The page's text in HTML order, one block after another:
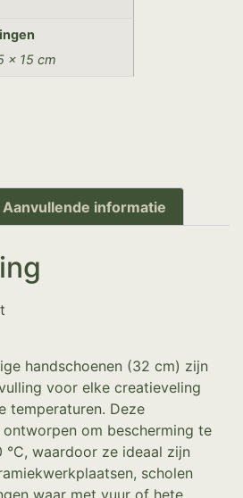
× 15 cm
Aanvullende informatie
handschoenen (32 cm) zijn
voor elke creatieveling
temperaturen. Deze
ontworpen om bescherming te
waardoor ze ideaal zijn
scholen
waar met vuur of hete